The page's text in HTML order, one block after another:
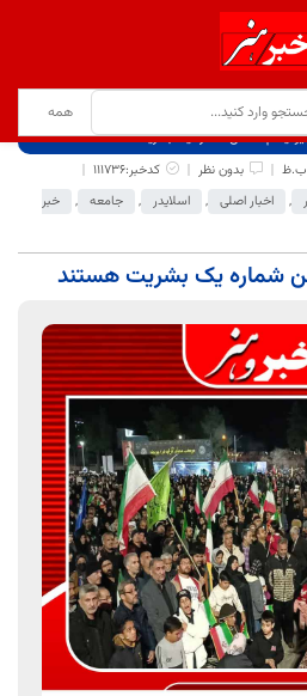
دشمن شماره یک بشریت هستند
بدون نظر
کدخبر:111736
, اخبار اصلی , اسلایدر , جامعه ,
خبر
شماره یک بشریت هستند